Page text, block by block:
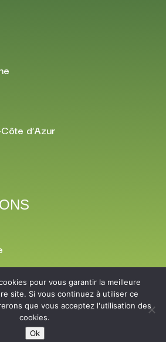
d’Azur
pour vous garantir la meilleure
site. Si vous continuez à utiliser ce
que vous acceptez l'utilisation des
cookies.
Ok